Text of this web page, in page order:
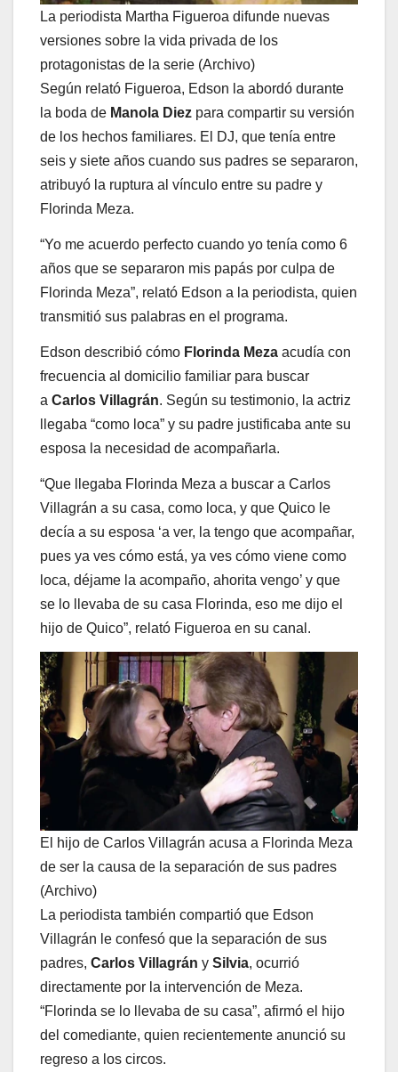
La periodista Martha Figueroa difunde nuevas
versiones sobre la vida privada de los
protagonistas de la serie (Archivo)
Según relató Figueroa, Edson la abordó durante
la boda de Manola Diez para compartir su versión
de los hechos familiares. El DJ, que tenía entre
seis y siete años cuando sus padres se separaron,
atribuyó la ruptura al vínculo entre su padre y
Florinda Meza.
“Yo me acuerdo perfecto cuando yo tenía como 6
años que se separaron mis papás por culpa de
Florinda Meza”, relató Edson a la periodista, quien
transmitió sus palabras en el programa.
Edson describió cómo Florinda Meza acudía con
frecuencia al domicilio familiar para buscar
a Carlos Villagrán. Según su testimonio, la actriz
llegaba “como loca” y su padre justificaba ante su
esposa la necesidad de acompañarla.
“Que llegaba Florinda Meza a buscar a Carlos
Villagrán a su casa, como loca, y que Quico le
decía a su esposa ‘a ver, la tengo que acompañar,
pues ya ves cómo está, ya ves cómo viene como
loca, déjame la acompaño, ahorita vengo’ y que
se lo llevaba de su casa Florinda, eso me dijo el
hijo de Quico”, relató Figueroa en su canal.
El hijo de Carlos Villagrán acusa a Florinda Meza
de ser la causa de la separación de sus padres
(Archivo)
La periodista también compartió que Edson
Villagrán le confesó que la separación de sus
padres, Carlos Villagrán y Silvia, ocurrió
directamente por la intervención de Meza.
“Florinda se lo llevaba de su casa”, afirmó el hijo
del comediante, quien recientemente anunció su
regreso a los circos.